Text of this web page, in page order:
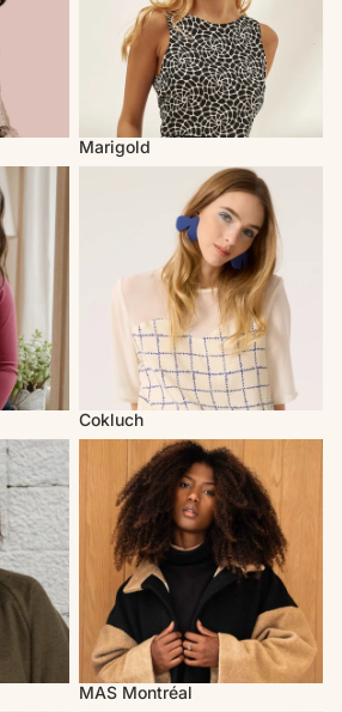
Marigold
Cokluch
MAS Montréal
MAS Montréal